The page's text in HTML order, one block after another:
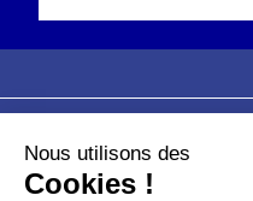
Plan du site
Nous utilisons des
Cookies !